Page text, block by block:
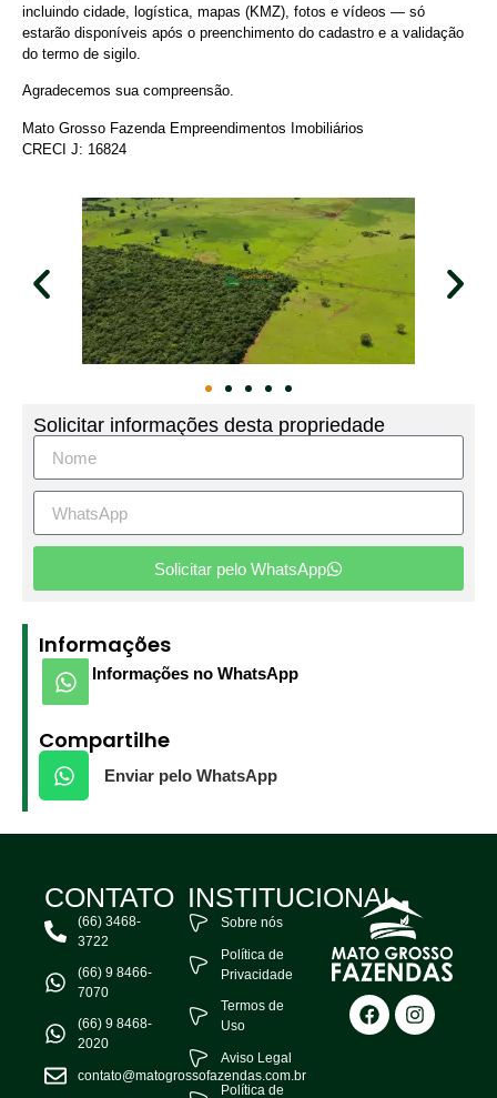
incluindo cidade, logística, mapas (KMZ), fotos e vídeos — só
estarão disponíveis após o preenchimento do cadastro e a validação
do termo de sigilo.
Agradecemos sua compreensão.
Mato Grosso Fazenda Empreendimentos Imobiliários
CRECI J: 16824
Solicitar informações desta propriedade
Solicitar pelo WhatsApp
Informações
Informações no WhatsApp
Compartilhe
Enviar pelo WhatsApp
CONTATO
(66) 3468-
3722
(66) 9 8466-
7070
(66) 9 8468-
2020
contato@matogrossofazendas.com.br
INSTITUCIONAL
Sobre nós
Política de
Privacidade
Termos de
Uso
Aviso Legal
Política de